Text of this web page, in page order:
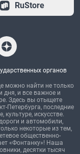
RuStore
органов
можно найти не только
дня, и все важное и
Здесь вы отыщете
Петербурга, последние
культуре, искусстве.
и автомобили,
некоторые из тем,
общественно-
«Фонтанку»! Наша
десятки тысяч